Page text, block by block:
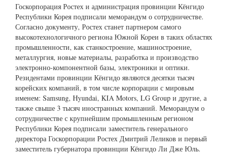
Госкорпорация Ростех и администрация провинции Кёнгидо
Республики Корея подписали меморандум о сотрудничестве.
Согласно документу, Ростех станет партнером самого
высокотехнологичного региона Южной Кореи в таких областях
промышленности, как станкостроение, машиностроение,
металлургия, новые материалы, разработка и производство
электронно-компонентной базы, электроники и оптики.
Резидентами провинции Кёнгидо являются десятки тысяч
корейских компаний, в том числе корпорации с мировым
именем: Samsung, Hyundai, KIA Motors, LG Group и другие, а
также свыше 3 тысяч иностранных компаний. Меморандум о
сотрудничестве с крупнейшим промышленным регионом
Республики Корея подписали заместитель генерального
директора Госкорпорации Ростех Дмитрий Леликов и первый
заместитель губернатора провинции Кёнгидо Ли Дже Юль.